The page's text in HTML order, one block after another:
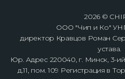
2026 ©
ООО "Чип и Ко" УНП
директор Кравцов Роман
устава.
Юр. Адрес 220040, г. Минск, 3-
д.11, пом. 109 Регистрация в